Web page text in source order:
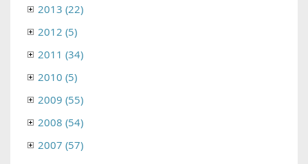
2013 (22)
2012 (5)
2011 (34)
2010 (5)
2009 (55)
2008 (54)
2007 (57)